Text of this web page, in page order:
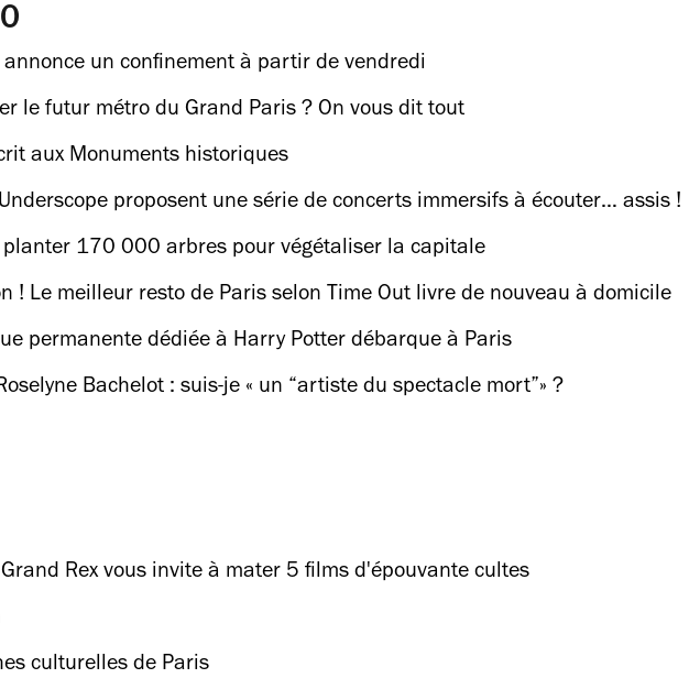
un confinement à partir de vendredi
le futur métro du Grand Paris ? On vous dit tout
aux Monuments historiques
proposent une série de concerts immersifs à écouter… assis !
planter 170 000 arbres pour végétaliser la capitale
! Le meilleur resto de Paris selon Time Out livre de nouveau à domicile
permanente dédiée à Harry Potter débarque à Paris
Bachelot : suis-je « un “artiste du spectacle mort”» ?
Rex vous invite à mater 5 films d'épouvante cultes
culturelles de Paris